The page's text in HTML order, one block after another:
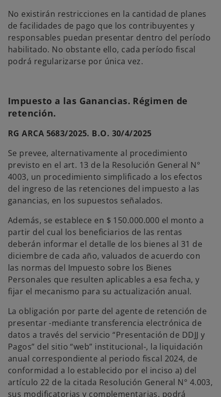
No existirán restricciones en la cantidad de planes
de facilidades de pago que los contribuyentes y
responsables puedan presentar dentro del período
habilitado. No obstante ello, cada período fiscal
podrá regularizarse por única vez.
Impuesto a las Ganancias. Régimen de
retención.
RG ARCA 5683/2025. B.O. 30/4/2025
Se prevee, alternativamente al procedimiento
previsto en el art. 13 de la Resolución General N°
4003, un procedimiento simplificado a los efectos
del ingreso de las retenciones del impuesto a las
ganancias, en los supuestos señalados.
Además, se establece en $ 150.000.000 el monto a
partir del cual los beneficiarios de las rentas
deberán informar el detalle de los bienes al 31 de
diciembre de cada año, valuados de acuerdo con
las normas del Impuesto sobre los Bienes
Personales que resulten aplicables a esa fecha, y
fijar el mecanismo para su actualización anual.
La obligación por parte del agente de retención de
presentar -mediante transferencia electrónica de
datos a través del servicio “Presentación de DDJJ y
Pagos” del sitio “web” institucional-, la liquidación
anual correspondiente al periodo fiscal 2024, de
conformidad a lo establecido por el inciso a) del
artículo 22 de la citada Resolución General N° 4.003,
sus modificatorias y complementarias, podrá